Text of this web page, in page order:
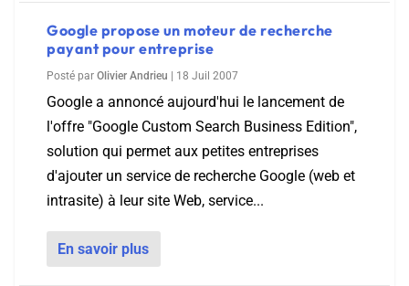
Google propose un moteur de recherche
payant pour entreprise
Posté par Olivier Andrieu 18 Juil 2007
Google a annoncé aujourd'hui le lancement de
l'offre "Google Custom Search Business Edition",
solution qui permet aux petites entreprises
d'ajouter un service de recherche Google (web et
intrasite) à leur site Web, service...
En savoir plus